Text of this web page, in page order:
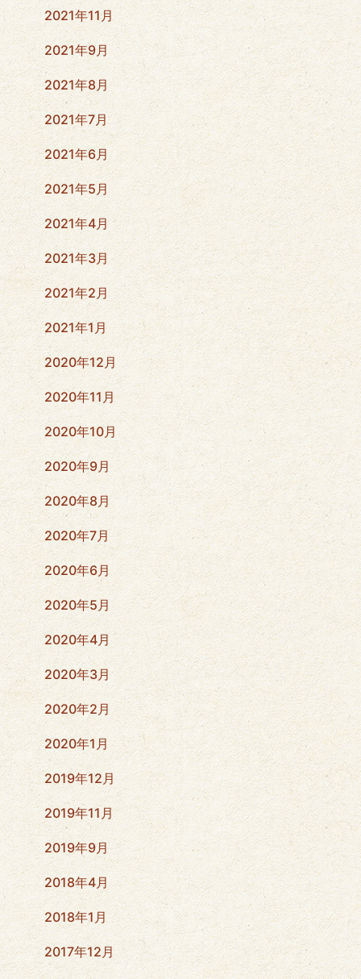
2021年11月
2021年9月
2021年8月
2021年7月
2021年6月
2021年5月
2021年4月
2021年3月
2021年2月
2021年1月
2020年12月
2020年11月
2020年10月
2020年9月
2020年8月
2020年7月
2020年6月
2020年5月
2020年4月
2020年3月
2020年2月
2020年1月
2019年12月
2019年11月
2019年9月
2018年4月
2018年1月
2017年12月